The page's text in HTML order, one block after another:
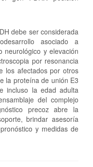
debe ser considerada
asociado a
neurológico y elevación
por resonancia
los afectados por otros
la proteína de unión E3
incluso la edad adulta
del complejo
precoz abre la
brindar asesoría
y medidas de